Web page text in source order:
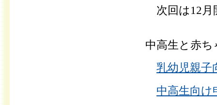
次回は12月
中高生と赤
乳幼児親子
中高生向け